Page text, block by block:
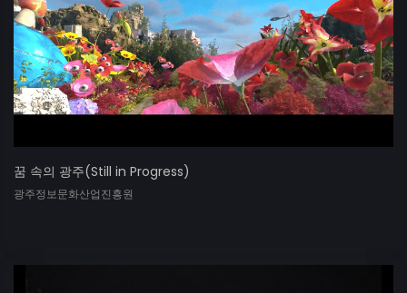
꿈 속의 광주(Still in Progress)
광주정보문화산업진흥원